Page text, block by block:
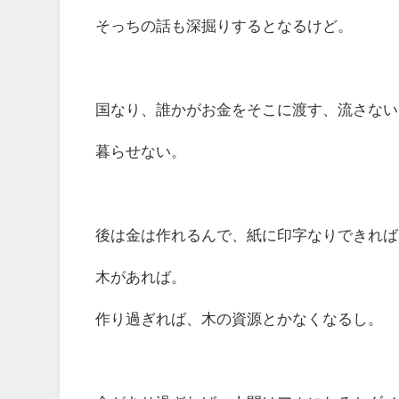
そっちの話も深掘りするとなるけど。
国なり、誰かがお金をそこに渡す、流さな
暮らせない。
後は金は作れるんで、紙に印字なりできれ
木があれば。
作り過ぎれば、木の資源とかなくなるし。